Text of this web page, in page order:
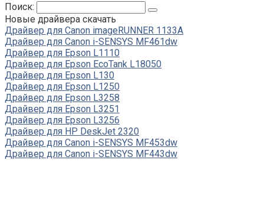
Поиск:
Новые драйвера скачать
Драйвер для Canon imageRUNNER 1133A
Драйвер для Canon i-SENSYS MF461dw
Драйвер для Epson L1110
Драйвер для Epson EcoTank L18050
Драйвер для Epson L130
Драйвер для Epson L1250
Драйвер для Epson L3258
Драйвер для Epson L3251
Драйвер для Epson L3256
Драйвер для HP DeskJet 2320
Драйвер для Canon i-SENSYS MF453dw
Драйвер для Canon i-SENSYS MF443dw